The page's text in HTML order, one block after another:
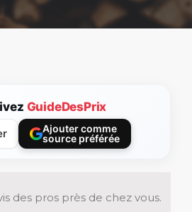
GuideDesPrix
Ajouter comme
source préférée
des pros près de chez vous.